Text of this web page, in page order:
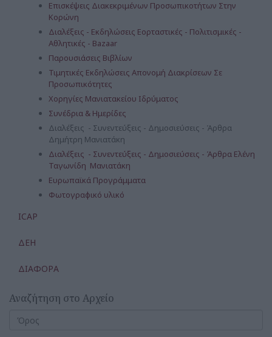
Επισκέψεις Διακεκριμένων Προσωπικοτήτων Στην
Κορώνη
Διαλέξεις - Εκδηλώσεις Εορταστικές - Πολιτισμικές -
Αθλητικές - Bazaar
Παρουσιάσεις Βιβλίων
Τιμητικές Εκδηλώσεις Απονομή Διακρίσεων Σε
Προσωπικότητες
Χορηγίες Μανιατακείου Ιδρύματος
Συνέδρια & Ημερίδες
Διαλέξεις - Συνεντεύξεις - Δημοσιεύσεις - Άρθρα
Δημήτρη Μανιατάκη
Διαλέξεις - Συνεντεύξεις - Δημοσιεύσεις - Άρθρα Ελένη
Ταγωνίδη Μανιατάκη
Ευρωπαϊκά Προγράμματα
Φωτογραφικό υλικό
ICAP
ΔΕΗ
ΔΙΑΦΟΡΑ
Αναζήτηση στο Αρχείο